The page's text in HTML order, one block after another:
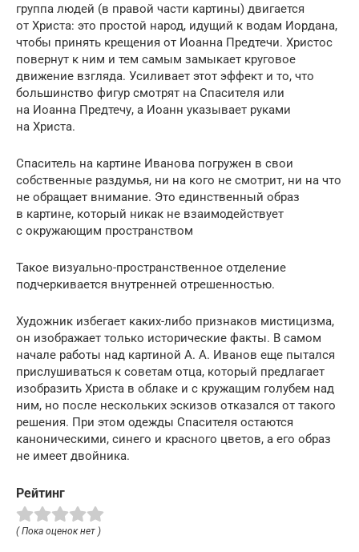
группа людей (в правой части картины) двигается
от Христа: это простой народ, идущий к водам Иордана,
чтобы принять крещения от Иоанна Предтечи. Христос
повернут к ним и тем самым замыкает круговое
движение взгляда. Усиливает этот эффект и то, что
большинство фигур смотрят на Спасителя или
на Иоанна Предтечу, а Иоанн указывает руками
на Христа.
Спаситель на картине Иванова погружен в свои
собственные раздумья, ни на кого не смотрит, ни на что
не обращает внимание. Это единственный образ
в картине, который никак не взаимодействует
с окружающим пространством
Такое визуально-пространственное отделение
подчеркивается внутренней отрешенностью.
Художник избегает каких-либо признаков мистицизма,
он изображает только исторические факты. В самом
начале работы над картиной А. А. Иванов еще пытался
прислушиваться к советам отца, который предлагает
изобразить Христа в облаке и с кружащим голубем над
ним, но после нескольких эскизов отказался от такого
решения. При этом одежды Спасителя остаются
каноническими, синего и красного цветов, а его образ
не имеет двойника.
Рейтинг
( Пока оценок нет )